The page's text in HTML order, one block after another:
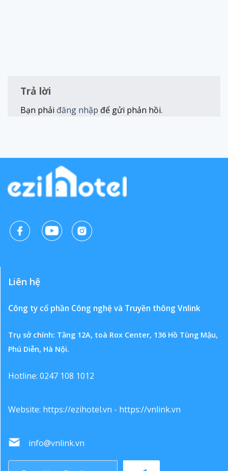
Trả lời
Bạn phải đăng nhập để gửi phản hồi.
Liên hệ
Công ty cổ phần Công nghệ và Truyền thông Vnlink
Trụ sở chính: Tầng 12A, toà Rox Center, 136 Hồ Tùng Mậu,
Phú Diễn, Hà Nội.
Hotline: 0247 108 1012
Website: https://ezihotel.vn - https://vnlink.vn
info@vnlink.vn